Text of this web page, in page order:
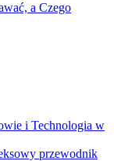
a Czego
i Technologia w
przewodnik